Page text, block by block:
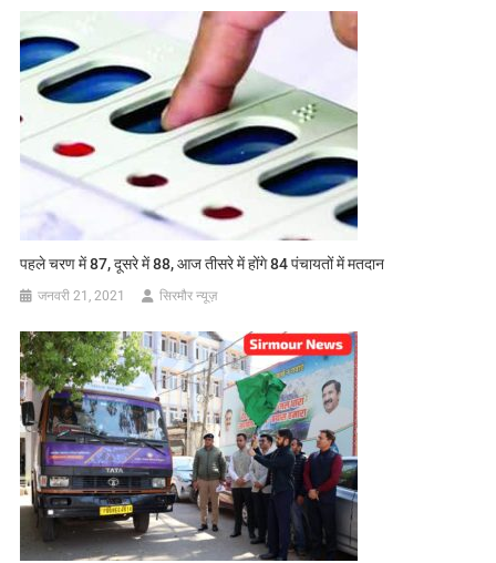
पहले चरण में 87, दूसरे में 88, आज तीसरे में होंगे 84 पंचायतों में मतदान
जनवरी 21, 2021 सिरमौर न्यूज़